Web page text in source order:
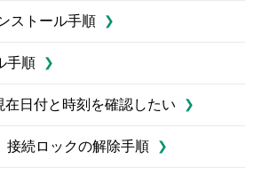
ストール手順
手順
在日付と時刻を確認したい
接続ロックの解除手順